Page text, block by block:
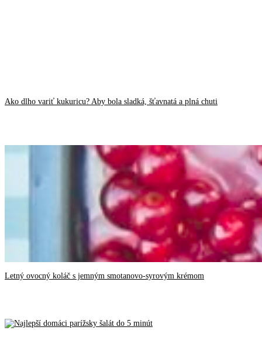
Ako dlho variť kukuricu? Aby bola sladká, šťavnatá a plná chuti
Letný ovocný koláč s jemným smotanovo-syrovým krémom